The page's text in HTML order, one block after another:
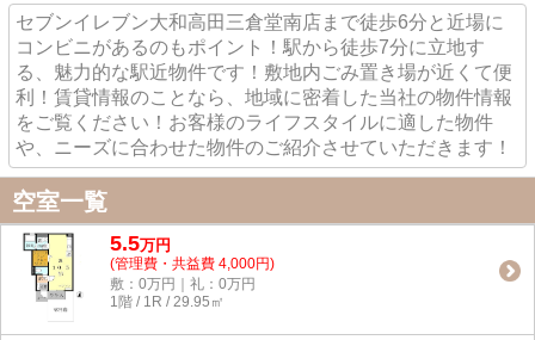
セブンイレブン大和高田三倉堂南店まで徒歩6分と近場に
コンビニがあるのもポイント！駅から徒歩7分に立地す
る、魅力的な駅近物件です！敷地内ごみ置き場が近くて便
利！賃貸情報のことなら、地域に密着した当社の物件情報
をご覧ください！お客様のライフスタイルに適した物件
や、ニーズに合わせた物件のご紹介させていただきます！
空室一覧
5.5万円
(管理費・共益費 4,000円)
敷：0万円｜礼：0万円
1階 / 1R / 29.95㎡